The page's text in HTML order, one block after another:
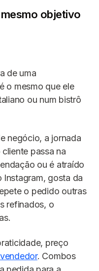
objetivo
de uma
o mesmo que ele
ou num bistrô
negócio, a jornada
passa na
ou é atraído
gosta da
o pedido outras
refinados, o
preço
. Combos